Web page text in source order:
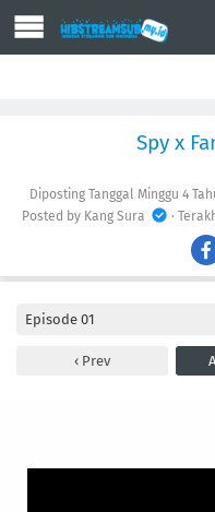
Spy x
Diposting Tanggal Minggu 4
Posted by Kang Sura
·
Prev